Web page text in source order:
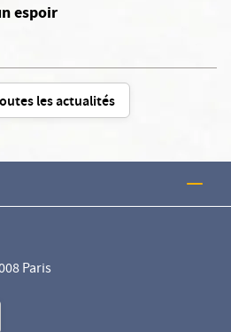
espoir
les actualités
Paris